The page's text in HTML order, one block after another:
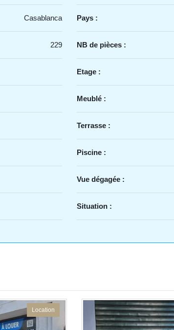
Casablanca
229
Pays :
NB de pièces :
Etage :
Meublé :
Terrasse :
Piscine :
Vue dégagée :
Situation :
Location